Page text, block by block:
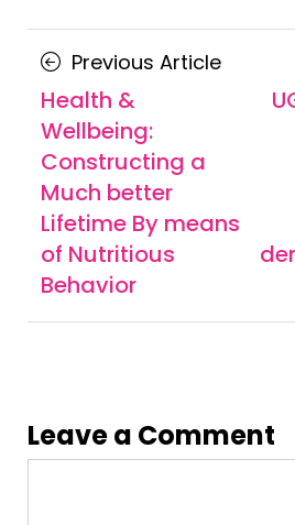
Posts
navigation
Previous ArticlePrevious
Article
Health &
Wellbeing:
Constructing a
Much better
Lifetime By means
of Nutritious
Behavior
Leave a Comment